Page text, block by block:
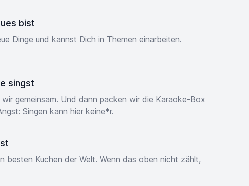
bist
Dinge und kannst Dich in Themen einarbeiten.
singst
gemeinsam. Und dann packen wir die Karaoke-Box
Singen kann hier keine*r.
besten Kuchen der Welt. Wenn das oben nicht zählt,